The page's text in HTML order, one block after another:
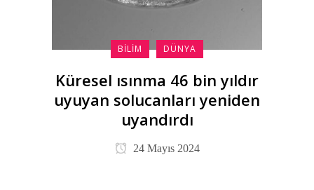
BILIM DÜNYA
Küresel ısınma 46 bin yıldır
uyuyan solucanları yeniden
uyandırdı
24 Mayıs 2024